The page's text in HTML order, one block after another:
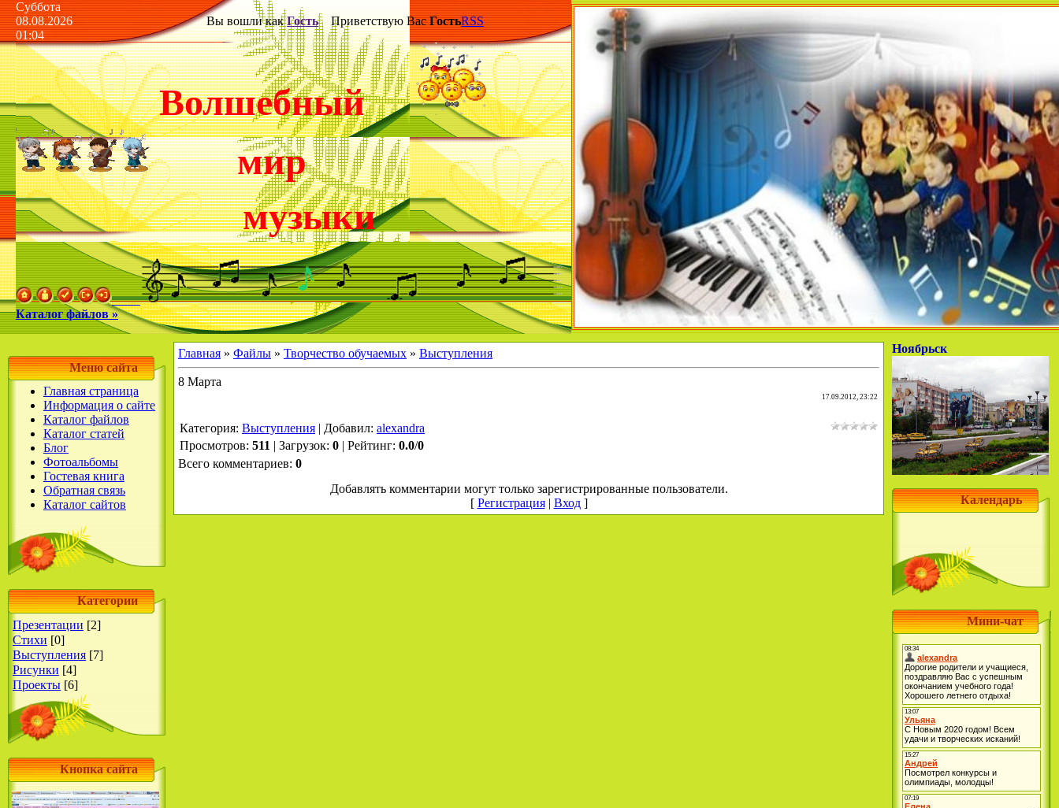
Суббота
08.08.2026
01:04
Вы вошли как ГостьПриветствую Вас ГостьRSS
Волшебный
мир
музыки
Каталог файлов »
Меню сайта
Главная страница
Информация о сайте
Каталог файлов
Каталог статей
Блог
Фотоальбомы
Гостевая книга
Обратная связь
Каталог сайтов
Категории
Презентации [2]
Стихи [0]
Выступления [7]
Рисунки [4]
Проекты [6]
Кнопка сайта
Главная » Файлы » Творчество обучаемых » Выступления
8 Марта
17.09.2012, 23:22
Категория: Выступления | Добавил: alexandra
Просмотров: 511 | Загрузок: 0 | Рейтинг: 0.0/0
Всего комментариев: 0
Добавлять комментарии могут только зарегистрированные пользователи.
[ Регистрация| Вход]
Ноябрьск
Календарь
Мини-чат